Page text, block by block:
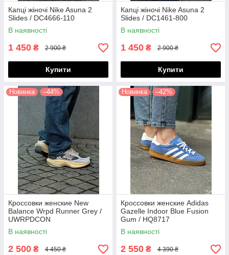
Капці жіночі Nike Asuna 2
Slides / DC4666-110
В наявності
1 450 ₴ 2 900 ₴
Купити
Капці жіночі Nike Asuna 2
Slides / DC1461-800
В наявності
1 450 ₴ 2 900 ₴
Купити
Новинка –44%
Кроссовки женские New
Balance Wrpd Runner Grey /
UWRPDCON
В наявності
2 500 ₴ 4 450 ₴
Новинка –42%
Кроссовки женские Adidas
Gazelle Indoor Blue Fusion
Gum / HQ8717
В наявності
2 550 ₴ 4 390 ₴